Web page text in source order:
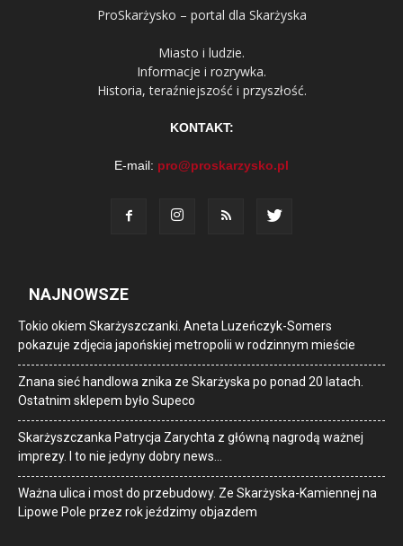
ProSkarżysko – portal dla Skarżyska
Miasto i ludzie.
Informacje i rozrywka.
Historia, teraźniejszość i przyszłość.
KONTAKT:
E-mail: pro@proskarzysko.pl
NAJNOWSZE
Tokio okiem Skarżyszczanki. Aneta Luzeńczyk-Somers
pokazuje zdjęcia japońskiej metropolii w rodzinnym mieście
Znana sieć handlowa znika ze Skarżyska po ponad 20 latach.
Ostatnim sklepem było Supeco
Skarżyszczanka Patrycja Zarychta z główną nagrodą ważnej
imprezy. I to nie jedyny dobry news…
Ważna ulica i most do przebudowy. Ze Skarżyska-Kamiennej na
Lipowe Pole przez rok jeździmy objazdem